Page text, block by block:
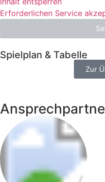
Erforderlichen Service
Spielplan & Tabelle
Zur